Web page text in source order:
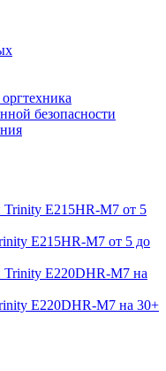
безопасности
E215HR-M7 от 5 до
E220DHR-M7 на 30+